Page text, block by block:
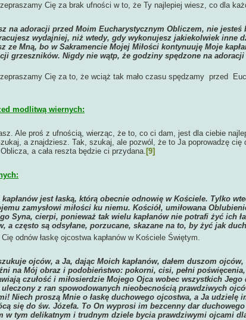
Cię za brak ufności w to, że Ty najlepiej wiesz, co dla
na adoracji przed Moim Eucharystycznym Obliczem, nie jesteś
wydajniej, niż wtedy, gdy wykonujesz jakiekolwiek inne
ze Mną, bo w Sakramencie Mojej Miłości kontynuuję Moje
grzeszników. Nigdy nie wątp, że godziny spędzone na adoracji
Cię za to, że wciąż tak mało czasu spędzamy przed
modlitwą wiernych:
Ale proś z ufnością, wierząc, że to, co ci dam, jest dla ciebie
a znajdziesz. Tak, szukaj, ale pozwól, że to Ja poprowadzę cię
a cała reszta będzie ci przydana.[9]
jest łaską, którą obecnie odnowię w Kościele. Tylko
zamysłowi miłości ku niemu. Kościół, umiłowana
Syna, cierpi, ponieważ tak wielu kapłanów nie potrafi żyć ich
a często są odsyłane, porzucane, skazane na to, by żyć jak
odnów łaskę ojcostwa kapłanów w Kościele Świętym.
ojców, a Ja, dając Moich kapłanów, dałem duszom
na Mój obraz i podobieństwo: pokorni, cisi, pełni
czułość i miłosierdzie Mojego Ojca wobec wszystkich
z ran spowodowanych nieobecnością prawdziwych
Niech proszą Mnie o łaskę duchowego ojcostwa, a Ja udzielę
się do św. Józefa. To On wyprosi im bezcenny dar
w tym delikatnym i trudnym dziele bycia prawdziwymi ojcami